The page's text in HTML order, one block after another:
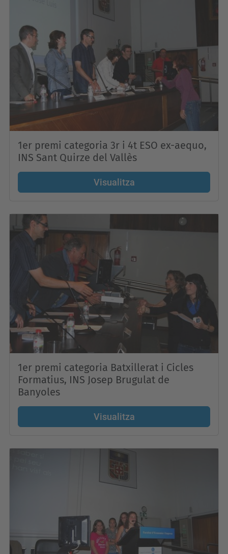
1er premi categoria 3r i 4t ESO ex-aequo,
INS Sant Quirze del Vallès
Visualitza
1er premi categoria Batxillerat i Cicles
Formatius, INS Josep Brugulat de
Banyoles
Visualitza